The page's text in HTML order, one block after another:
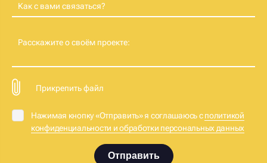
Как с вами связаться?
Расскажите о своём проекте:
Прикрепить файл
Нажимая кнопку «Отправить» я соглашаюсь сполитикой
конфиденциальности и обработки персональных данных
Отправить